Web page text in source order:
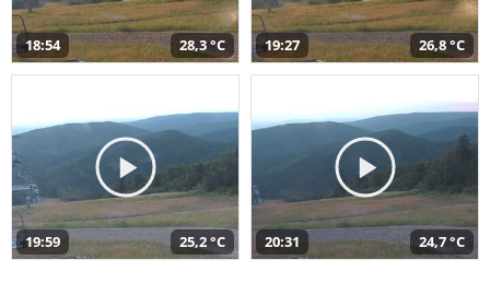
18:54 28,3 °C 19:27 26,8 °C
19:59 25,2 °C 20:31 24,7 °C